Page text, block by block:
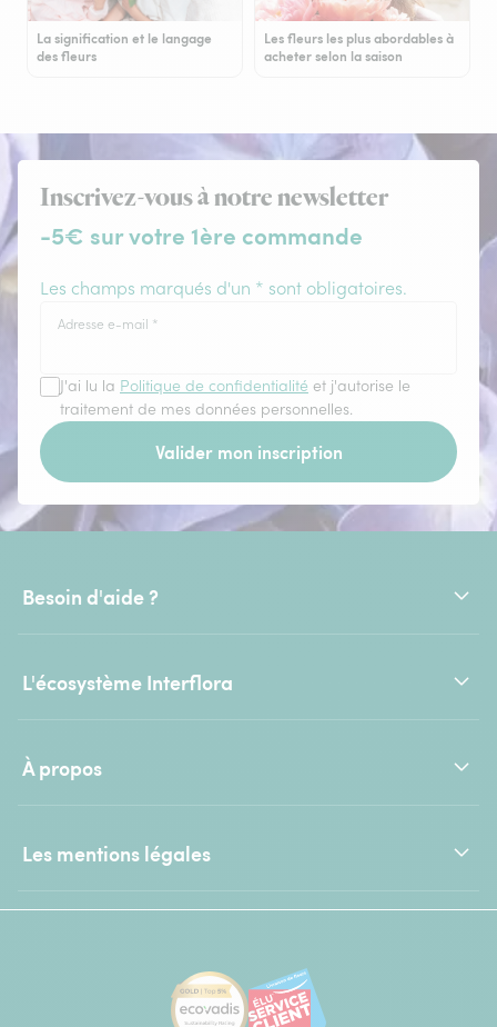
La signification et le langage
des fleurs
Les fleurs les plus abordables à
acheter selon la saison
Inscrivez-vous à notre newsletter
-5€ sur votre 1ère commande
Les champs marqués d'un * sont obligatoires.
Adresse e-mail *
J'ai lu la Politique de confidentialité et j'autorise le
traitement de mes données personnelles.
Valider mon inscription
Besoin d'aide ?
L'écosystème Interflora
À propos
Les mentions légales